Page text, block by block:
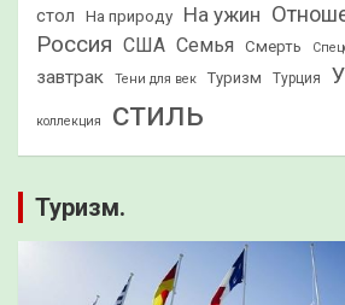
стол
На природу На ужин
Россия США Семья Смерть
завтрак
Тени для век Туризм Турция
коллекция стиль
Туризм.